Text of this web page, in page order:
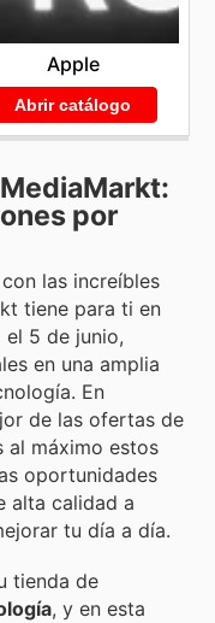
Apple
Abrir catálogo
por
las increíbles
tiene para ti en
el 5 de junio,
en una amplia
En
de las ofertas de
al máximo estos
oportunidades
alta calidad a
tu día a día.
tienda de
, y en esta